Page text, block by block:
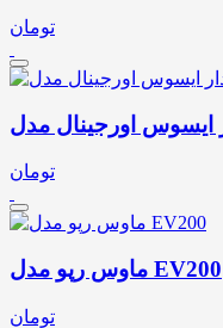
تومان
تومان
ماوس رپو مدل EV200
تومان